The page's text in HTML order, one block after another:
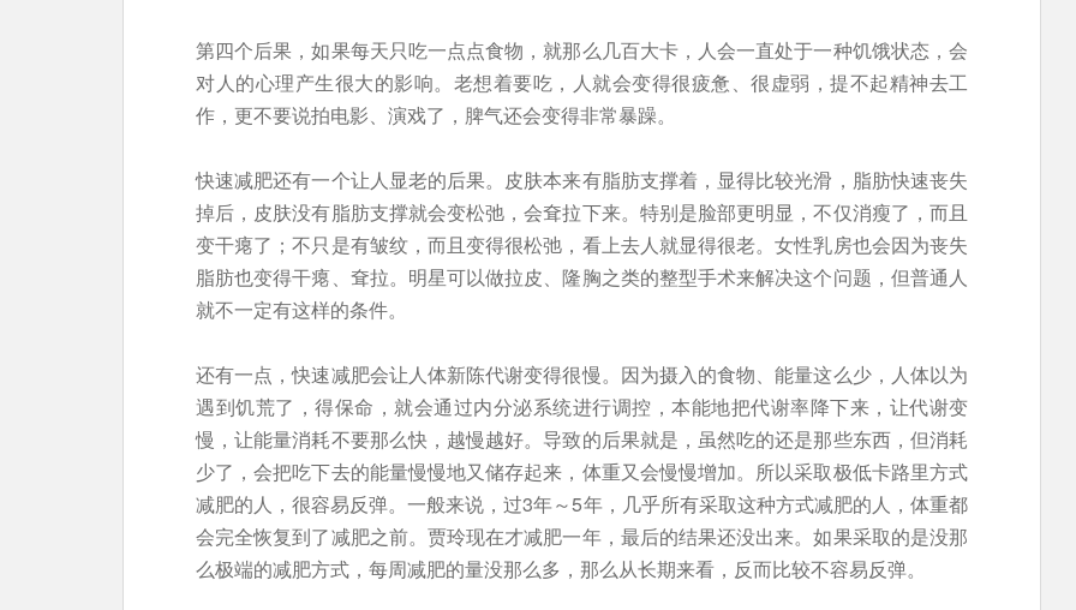
第四个后果，如果每天只吃一点点食物，就那么几百大卡，人会一直处于一种饥饿状态，会
对人的心理产生很大的影响。老想着要吃，人就会变得很疲惫、很虚弱，提不起精神去工
作，更不要说拍电影、演戏了，脾气还会变得非常暴躁。
快速减肥还有一个让人显老的后果。皮肤本来有脂肪支撑着，显得比较光滑，脂肪快速丧失
掉后，皮肤没有脂肪支撑就会变松弛，会耷拉下来。特别是脸部更明显，不仅消瘦了，而且
变干瘪了；不只是有皱纹，而且变得很松弛，看上去人就显得很老。女性乳房也会因为丧失
脂肪也变得干瘪、耷拉。明星可以做拉皮、隆胸之类的整型手术来解决这个问题，但普通人
就不一定有这样的条件。
还有一点，快速减肥会让人体新陈代谢变得很慢。因为摄入的食物、能量这么少，人体以为
遇到饥荒了，得保命，就会通过内分泌系统进行调控，本能地把代谢率降下来，让代谢变
慢，让能量消耗不要那么快，越慢越好。导致的后果就是，虽然吃的还是那些东西，但消耗
少了，会把吃下去的能量慢慢地又储存起来，体重又会慢慢增加。所以采取极低卡路里方式
减肥的人，很容易反弹。一般来说，过3年～5年，几乎所有采取这种方式减肥的人，体重都
会完全恢复到了减肥之前。贾玲现在才减肥一年，最后的结果还没出来。如果采取的是没那
么极端的减肥方式，每周减肥的量没那么多，那么从长期来看，反而比较不容易反弹。